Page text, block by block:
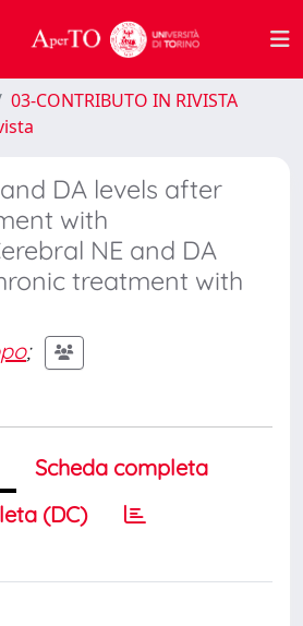
03-CONTRIBUTO IN RIVISTA
DA levels after
with
NE and DA
treatment with
;
Scheda completa
(DC)